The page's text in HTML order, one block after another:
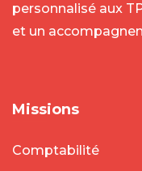
personnalisé aux
et un
Missions
Comptabilité